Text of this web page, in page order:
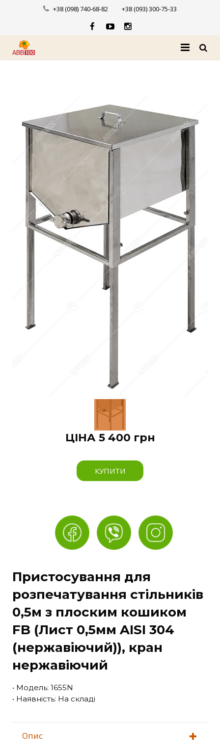
+38 (098) 740-68-82 +38 (093) 300-75-33
Каталог
Доставка і оплата
Новини
Контакти
ЦІНА 5 400 грн
КУПИТИ
Пристосування для
розпечатування стільників
0,5м з плоским кошиком
FB (Лист 0,5мм AISI 304
(нержавіючий)), кран
нержавіючий
• Модель: 1655N
• Наявність: На складі
Опис